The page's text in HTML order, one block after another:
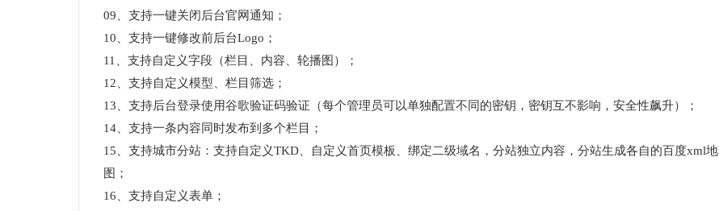
09、支持一键关闭后台官网通知；
10、支持一键修改前后台Logo；
11、支持自定义字段（栏目、内容、轮播图）；
12、支持自定义模型、栏目筛选；
13、支持后台登录使用谷歌验证码验证（每个管理员可以单独配置不同的密钥，密钥互不影响，安全性飙升）；
14、支持一条内容同时发布到多个栏目；
15、支持城市分站：支持自定义TKD、自定义首页模板、绑定二级域名，分站独立内容，分站生成各自的百度xml地
图；
16、支持自定义表单；